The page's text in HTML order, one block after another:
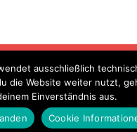
IMPRESSUM ÜBER
Magazine WordPress Theme
ausschließlich
die Website weiter nutzt,
Einverständnis aus.
Cookie